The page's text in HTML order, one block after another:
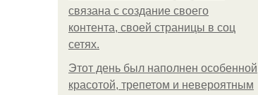
связана с создание своего
контента, своей страницы в соц
сетях.
Этот день был наполнен особенной
красотой, трепетом и невероятным